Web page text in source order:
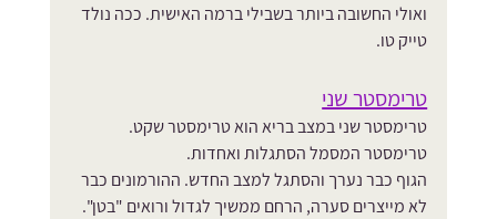
ואולי החשובה ביותר בשבילי ברמה האישית. ככה נולד
טייק טו.
טרימסטר שני
טרימסטר שני במצב בריא הוא טרימסטר שקט.
טרימסטר המסמל הסתגלות ואחדות.
הגוף כבר נערך והסתגל למצב החדש. ההורמונים כבר
לא מייצרים סערה, הרחם ממשיך לגדול ורואים "בטן".